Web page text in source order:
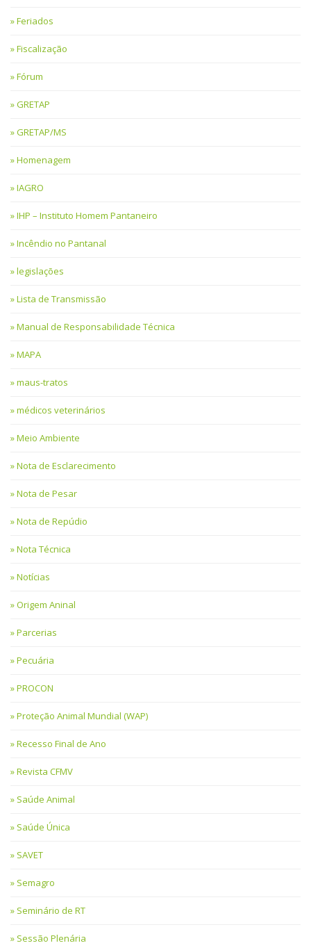
Feriados
Fiscalização
Fórum
GRETAP
GRETAP/MS
Homenagem
IAGRO
IHP – Instituto Homem Pantaneiro
Incêndio no Pantanal
legislações
Lista de Transmissão
Manual de Responsabilidade Técnica
MAPA
maus-tratos
médicos veterinários
Meio Ambiente
Nota de Esclarecimento
Nota de Pesar
Nota de Repúdio
Nota Técnica
Notícias
Origem Aninal
Parcerias
Pecuária
PROCON
Proteção Animal Mundial (WAP)
Recesso Final de Ano
Revista CFMV
Saúde Animal
Saúde Única
SAVET
Semagro
Seminário de RT
Sessão Plenária